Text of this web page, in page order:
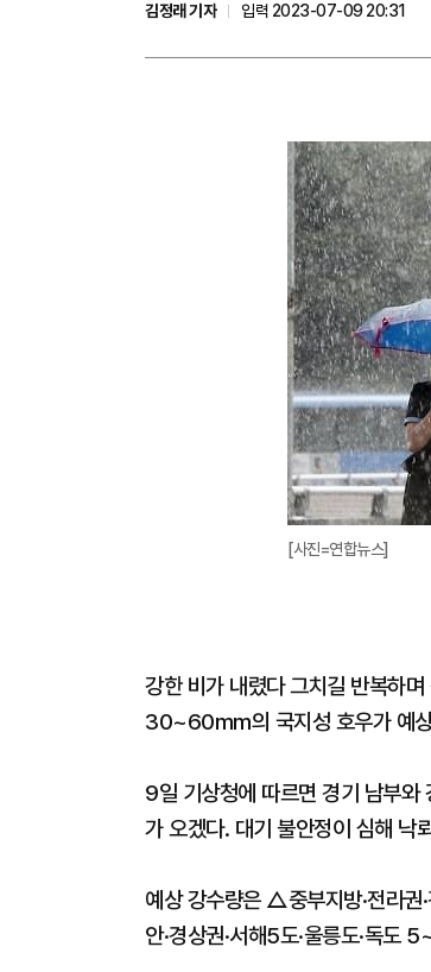
김정래 기자
입력 2023-07-09 20:31
[사진=연합뉴스]
강한 비가 내렸다 그치길 반복하
30~60mm의 국지성 호우가 예
9일 기상청에 따르면 경기 남부
가 오겠다. 대기 불안정이 심해 낙
예상 강수량은 △중부지방·전
안·경상권·서해5도·울릉도·독